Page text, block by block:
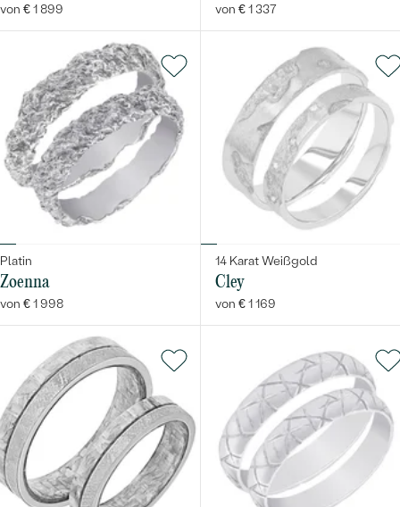
von € 1 899 von € 1 337
Platin
Zoenna
von € 1 998
14 Karat Weißgold
Cley
von € 1 169